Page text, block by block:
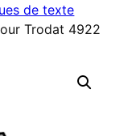
de texte
Trodat 4922